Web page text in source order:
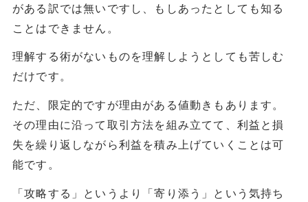
がある訳では無いですし、もしあったとしても知る
ことはできません。
理解する術がないものを理解しようとしても苦しむ
だけです。
ただ、限定的ですが理由がある値動きもあります。
その理由に沿って取引方法を組み立てて、利益と損
失を繰り返しながら利益を積み上げていくことは可
能です。
「攻略する」というより「寄り添う」という気持ち